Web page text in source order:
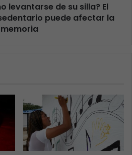
levantarse de su silla? El
puede afectar la
memoria